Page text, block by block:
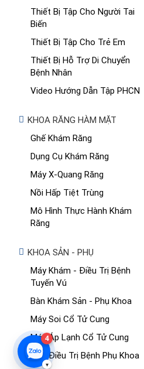
Thiết Bị Tập Cho Người Tai
Biến
Thiết Bị Tập Cho Trẻ Em
Thiết Bị Hỗ Trợ Di Chuyển
Bệnh Nhân
Video Hướng Dẫn Tập PHCN
KHOA RĂNG HÀM MẶT
Ghế Khám Răng
Dụng Cụ Khám Răng
Máy X-Quang Răng
Nồi Hấp Tiệt Trùng
Mô Hình Thực Hành Khám
Răng
KHOA SẢN - PHỤ
Máy Khám - Điều Trị Bệnh
Tuyến Vú
Bàn Khám Sản - Phụ Khoa
Máy Soi Cổ Tử Cung
Máy Áp Lạnh Cổ Tử Cung
Máy Điều Trị Bệnh Phụ Khoa
4
▾